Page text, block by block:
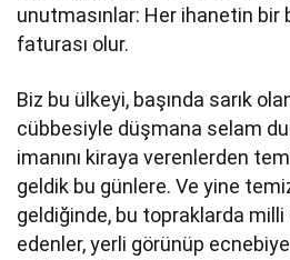
unutmasınlar: Her ihanetin bir
faturası olur.
Biz bu ülkeyi, başında sarık
cübbesiyle düşmana selam
imanını kiraya verenlerden
geldik bu günlere. Ve yine
geldiğinde, bu topraklarda milli
edenler, yerli görünüp